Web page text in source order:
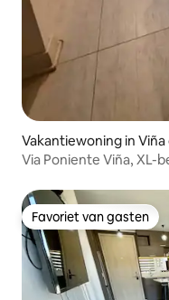
Vakantiewoning in Viña
Via Poniente Viña, XL-
Favoriet van gasten
Favoriet van gasten